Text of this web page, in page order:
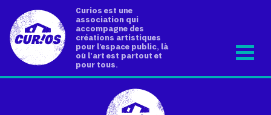
Curios est une
association qui
accompagne des
créations artistiques
pour l’espace public, là
où l’art est partout et
pour tous.